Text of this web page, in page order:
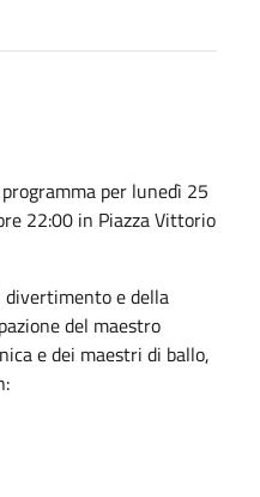
per lunedì 25
22:00 in Piazza Vittorio
divertimento e della
del maestro
e dei maestri di ballo,